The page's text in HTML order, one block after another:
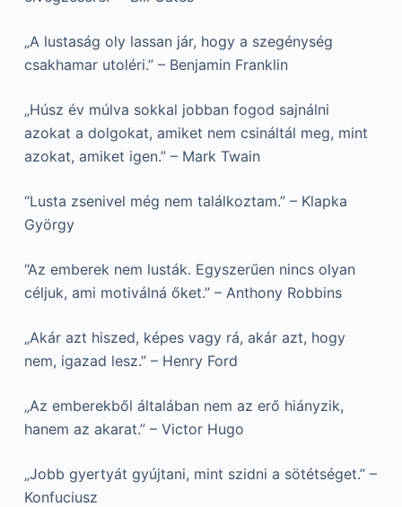
„A lustaság oly lassan jár, hogy a szegénység
csakhamar utoléri.” – Benjamin Franklin
„Húsz év múlva sokkal jobban fogod sajnálni
azokat a dolgokat, amiket nem csináltál meg, mint
azokat, amiket igen.” – Mark Twain
“Lusta zsenivel még nem találkoztam.” – Klapka
György
“Az emberek nem lusták. Egyszerűen nincs olyan
céljuk, ami motiválná őket.” – Anthony Robbins
„Akár azt hiszed, képes vagy rá, akár azt, hogy
nem, igazad lesz.” – Henry Ford
„Az emberekből általában nem az erő hiányzik,
hanem az akarat.” – Victor Hugo
„Jobb gyertyát gyújtani, mint szidni a sötétséget.” –
Konfuciusz